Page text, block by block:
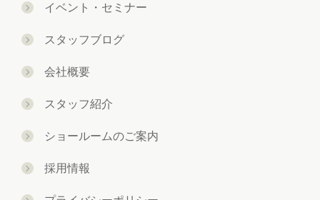
イベント・セミナー
スタッフブログ
会社概要
スタッフ紹介
ショールームのご案内
採用情報